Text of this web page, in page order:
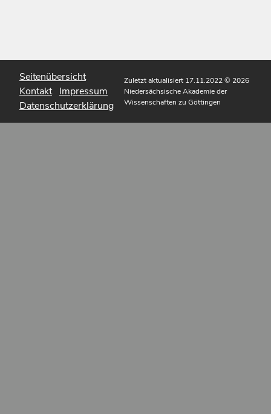
Seitenübersicht
Kontakt Impressum
Datenschutzerklärung
Zuletzt aktualisiert 17.11.2022© 2026
Niedersächsische Akademie der
Wissenschaften zu Göttingen